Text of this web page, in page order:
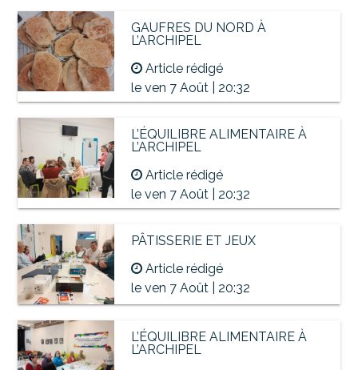
GAUFRES DU NORD À
L’ARCHIPEL
Article rédigé
le ven 7 Août | 20:32
L’ÉQUILIBRE ALIMENTAIRE À
L’ARCHIPEL
Article rédigé
le ven 7 Août | 20:32
PÂTISSERIE ET JEUX
Article rédigé
le ven 7 Août | 20:32
L’ÉQUILIBRE ALIMENTAIRE À
L’ARCHIPEL